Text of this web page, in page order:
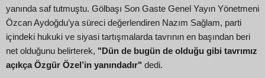
yanında saf tutmuştu. Gölbaşı Son Gaste Genel Yayın Yönetmeni
Özcan Aydoğdu’ya süreci değerlendiren Nazım Sağlam, parti
içindeki hukuki ve siyasi tartışmalarda tavrının en başından beri
net olduğunu belirterek, "Dün de bugün de olduğu gibi tavrımız
açıkça Özgür Özel’in yanındadır" dedi.